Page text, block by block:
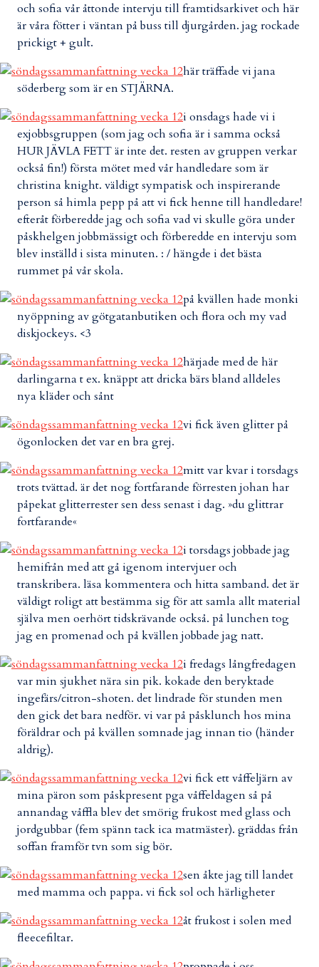
och sofia vår åttonde intervju till framtidsarkivet och här
är våra fötter i väntan på buss till djurgården. jag rockade
prickigt + gult.
här träffade vi jana
söderberg som är en STJÄRNA.
i onsdags hade vi i
exjobbsgruppen (som jag och sofia är i samma också
HUR JÄVLA FETT är inte det. resten av gruppen verkar
också fin!) första mötet med vår handledare som är
christina knight. väldigt sympatisk och inspirerande
person så himla pepp på att vi fick henne till handledare!
efteråt förberedde jag och sofia vad vi skulle göra under
påskhelgen jobbmässigt och förberedde en intervju som
blev inställd i sista minuten. : / hängde i det bästa
rummet på vår skola.
på kvällen hade monki
nyöppning av götgatanbutiken och flora och my vad
diskjockeys. <3
härjade med de här
darlingarna t ex. knäppt att dricka bärs bland alldeles
nya kläder och sånt
vi fick även glitter på
ögonlocken det var en bra grej.
mitt var kvar i torsdags
trots tvättad. är det nog fortfarande förresten johan har
påpekat glitterrester sen dess senast i dag. »du glittrar
fortfarande«
i torsdags jobbade jag
hemifrån med att gå igenom intervjuer och
transkribera. läsa kommentera och hitta samband. det är
väldigt roligt att bestämma sig för att samla allt material
själva men oerhört tidskrävande också. på lunchen tog
jag en promenad och på kvällen jobbade jag natt.
i fredags långfredagen
var min sjukhet nära sin pik. kokade den beryktade
ingefärs/citron-shoten. det lindrade för stunden men
den gick det bara nedför. vi var på påsklunch hos mina
föräldrar och på kvällen somnade jag innan tio (händer
aldrig).
vi fick ett våffeljärn av
mina päron som påskpresent pga våffeldagen så på
annandag våffla blev det smörig frukost med glass och
jordgubbar (fem spänn tack ica matmäster). gräddas från
soffan framför tvn som sig bör.
sen åkte jag till landet
med mamma och pappa. vi fick sol och härligheter
åt frukost i solen med
fleecefiltar.